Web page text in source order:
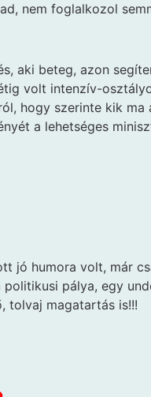
nem foglalkozol
aki beteg, azon
volt intenzív-
hogy szerinte kik ma
a lehetséges
jó humora volt, már
pálya, egy
tolvaj magatartás is!!!